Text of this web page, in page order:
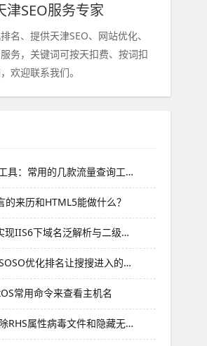
津SEO服务专家
名、提供天津SEO、网站优化、
务，关键词可按天扣费、按词扣
欢迎联系我们。
具：常用的几款流量查询工…
的来历和HTML5能做什么？
现IIS6下域名泛解析与二级…
优化排名让搜搜进入的…
常用命令来查看主机名
RHS属性病毒文件和隐藏无…